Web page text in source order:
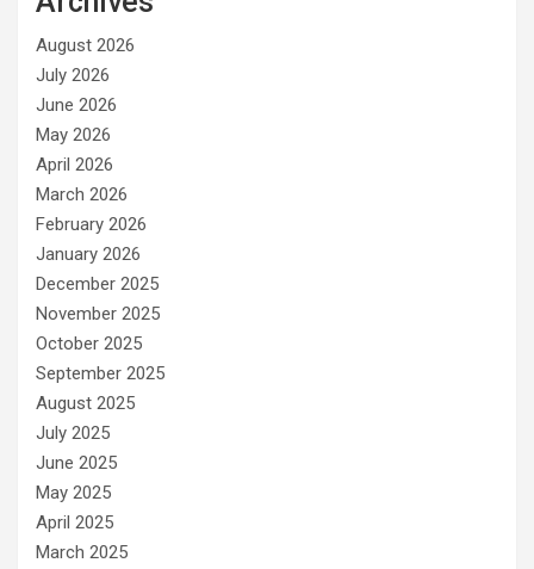
August 2026
July 2026
June 2026
May 2026
April 2026
March 2026
February 2026
January 2026
December 2025
November 2025
October 2025
September 2025
August 2025
July 2025
June 2025
May 2025
April 2025
March 2025